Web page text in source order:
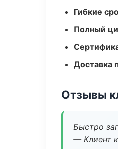
Гибкие
Полный
Доставка
Отзывы
Быстро
— Клиент